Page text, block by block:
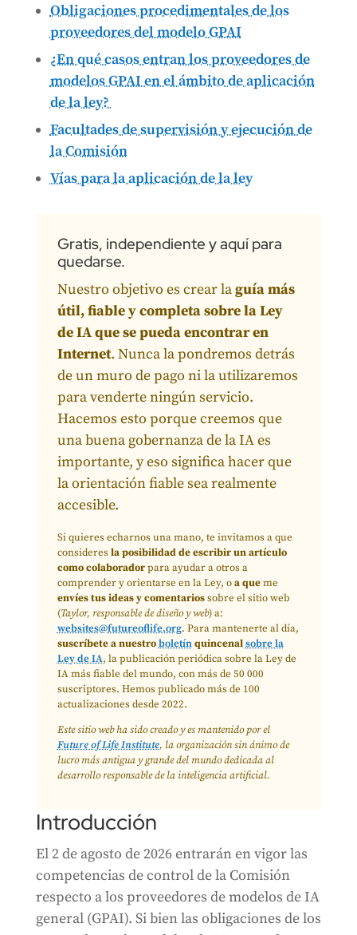
Obligaciones procedimentales de los
proveedores del modelo GPAI
¿En qué casos entran los proveedores de
modelos GPAI en el ámbito de aplicación
de la ley?
Facultades de supervisión y ejecución de
la Comisión
Vías para la aplicación de la ley
Gratis, independiente y aquí para
quedarse.
Nuestro objetivo es crear laguía más
útil, fiable y completa sobre la Ley
de IA que se pueda encontrar en
Internet. Nunca la pondremos detrás
de un muro de pago ni la utilizaremos
para venderte ningún servicio.
Hacemos esto porque creemos que
una buena gobernanza de la IA es
importante, y eso significa hacer que
la orientación fiable sea realmente
accesible.
Si quieres echarnos una mano, te invitamos a que
consideres la posibilidad de escribir un artículo
como colaboradorpara ayudar a otros a
comprender y orientarse en la Ley, oa queme
envíes tus ideas y comentariossobre el sitio web
(Taylor, responsable de diseño y web) a:
websites@futureoflife.org. Para mantenerte al día,
suscríbete a nuestroboletínquincenalsobre la
Ley de IA, la publicación periódica sobre la Ley de
IA más fiable del mundo, con más de 50 000
suscriptores. Hemos publicado más de 100
actualizaciones desde 2022.
Este sitio web ha sido creado y es mantenido por el
Future of Life Institute, la organización sin ánimo de
lucro más antigua y grande del mundo dedicada al
desarrollo responsable de la inteligencia artificial.
Introducción
El 2 de agosto de 2026 entrarán en vigor las
competencias de control de la Comisión
respecto a los proveedores de modelos de IA
general (GPAI). Si bien las obligaciones de los